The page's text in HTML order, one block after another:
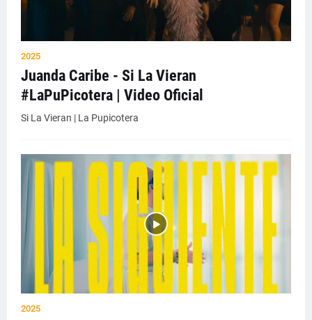
2025
Juanda Caribe - Si La Vieran
#LaPuPicotera | Video Oficial
Si La Vieran | La Pupicotera
2025